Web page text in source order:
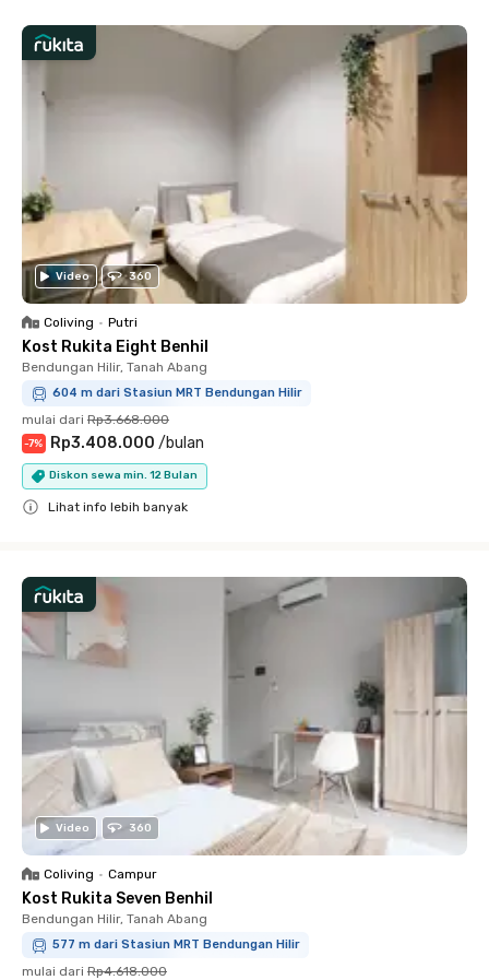
Video 360
Coliving • Putri
Kost Rukita Eight Benhil
Bendungan Hilir, Tanah Abang
604 m dari Stasiun MRT Bendungan Hilir
mulai dari Rp3.668.000
-7% Rp3.408.000 /bulan
Diskon sewa min. 12 Bulan
Lihat info lebih banyak
Video 360
Coliving • Campur
Kost Rukita Seven Benhil
Bendungan Hilir, Tanah Abang
577 m dari Stasiun MRT Bendungan Hilir
mulai dari Rp4.618.000